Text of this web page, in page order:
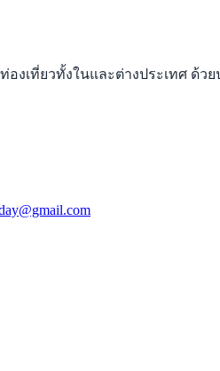
งเที่ยวทั้งในและต่างประเทศ ด้